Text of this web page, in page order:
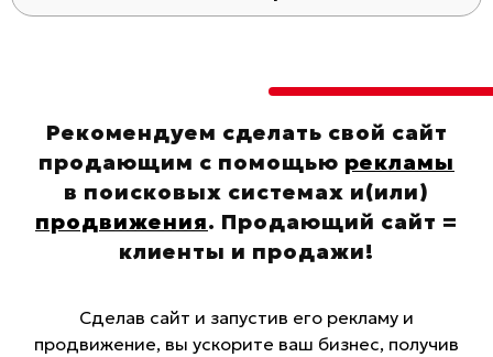
Рекомендуем сделать свой сайт
продающим с помощью рекламы
в поисковых системах и(или)
продвижения. Продающий сайт =
клиенты и продажи!
Сделав сайт и запустив его рекламу и
продвижение, вы ускорите ваш бизнес, получив